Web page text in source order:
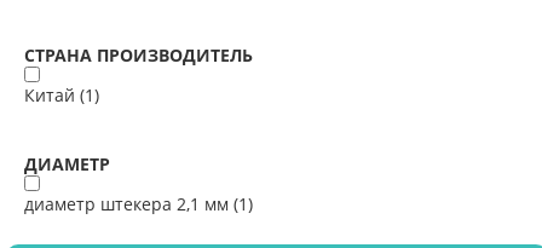
СТРАНА ПРОИЗВОДИТЕЛЬ
Китай (1)
ДИАМЕТР
диаметр штекера 2,1 мм (1)